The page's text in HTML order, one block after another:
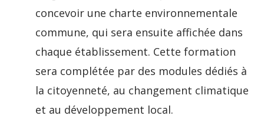
concevoir une charte environnementale
commune, qui sera ensuite affichée dans
chaque établissement. Cette formation
sera complétée par des modules dédiés à
la citoyenneté, au changement climatique
et au développement local.